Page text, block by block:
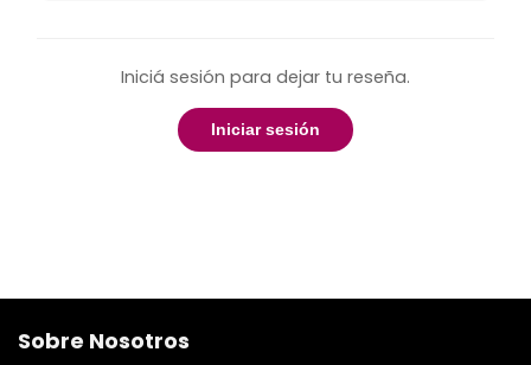
Iniciá sesión para dejar tu reseña.
Iniciar sesión
Sobre Nosotros